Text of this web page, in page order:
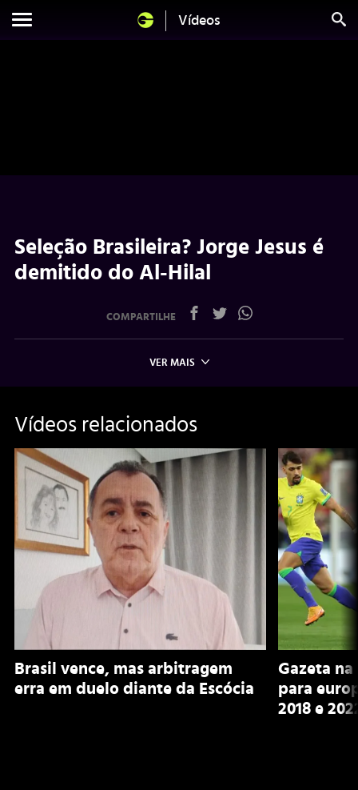
Vídeos
Seleção Brasileira? Jorge Jesus é
demitido do Al-Hilal
COMPARTILHE
VER MAIS
Vídeos relacionados
Brasil vence, mas arbitragem
erra em duelo diante da Escócia
Gazeta
para
2018 e